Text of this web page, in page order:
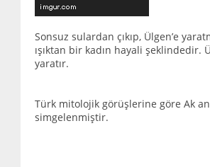
Sonsuz sulardan çıkıp, Ülgen’e
ışıktan bir kadın hayali şeklindedir.
yaratır.
Türk mitolojik görüşlerine göre Ak
simgelenmiştir.